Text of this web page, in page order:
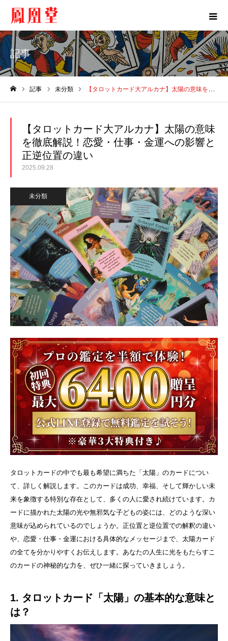
記事
記事 未分類 【タロットカード大アルカナ】太陽の意味を徹底解説！恋愛・仕事・金運への影響と正逆位置の違い
【タロットカード大アルカナ】太陽の意味
を徹底解説！恋愛・仕事・金運への影響と
正逆位置の違い
2025.09.28
未分類
タロットカードの中でも最も希望に満ちた「太陽」のカードについ
て、詳しく解説します。このカードは成功、幸福、そして輝かしい未
来を象徴する特別な存在として、多くの人に愛され続けています。カ
ードに描かれた太陽の光や無邪気な子どもの姿には、どのような深い
意味が込められているのでしょうか。正位置と逆位置での解釈の違い
や、恋愛・仕事・金運における具体的なメッセージまで、太陽カード
の全てを分かりやすくお伝えします。あなたの人生に光をもたらすこ
のカードの神秘的な力を、ぜひ一緒に探っていきましょう。
1. タロットカード「太陽」の基本的な意味と
は？